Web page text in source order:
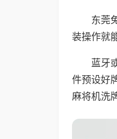
东莞
装操作就
蓝牙
件预设好
麻将机洗